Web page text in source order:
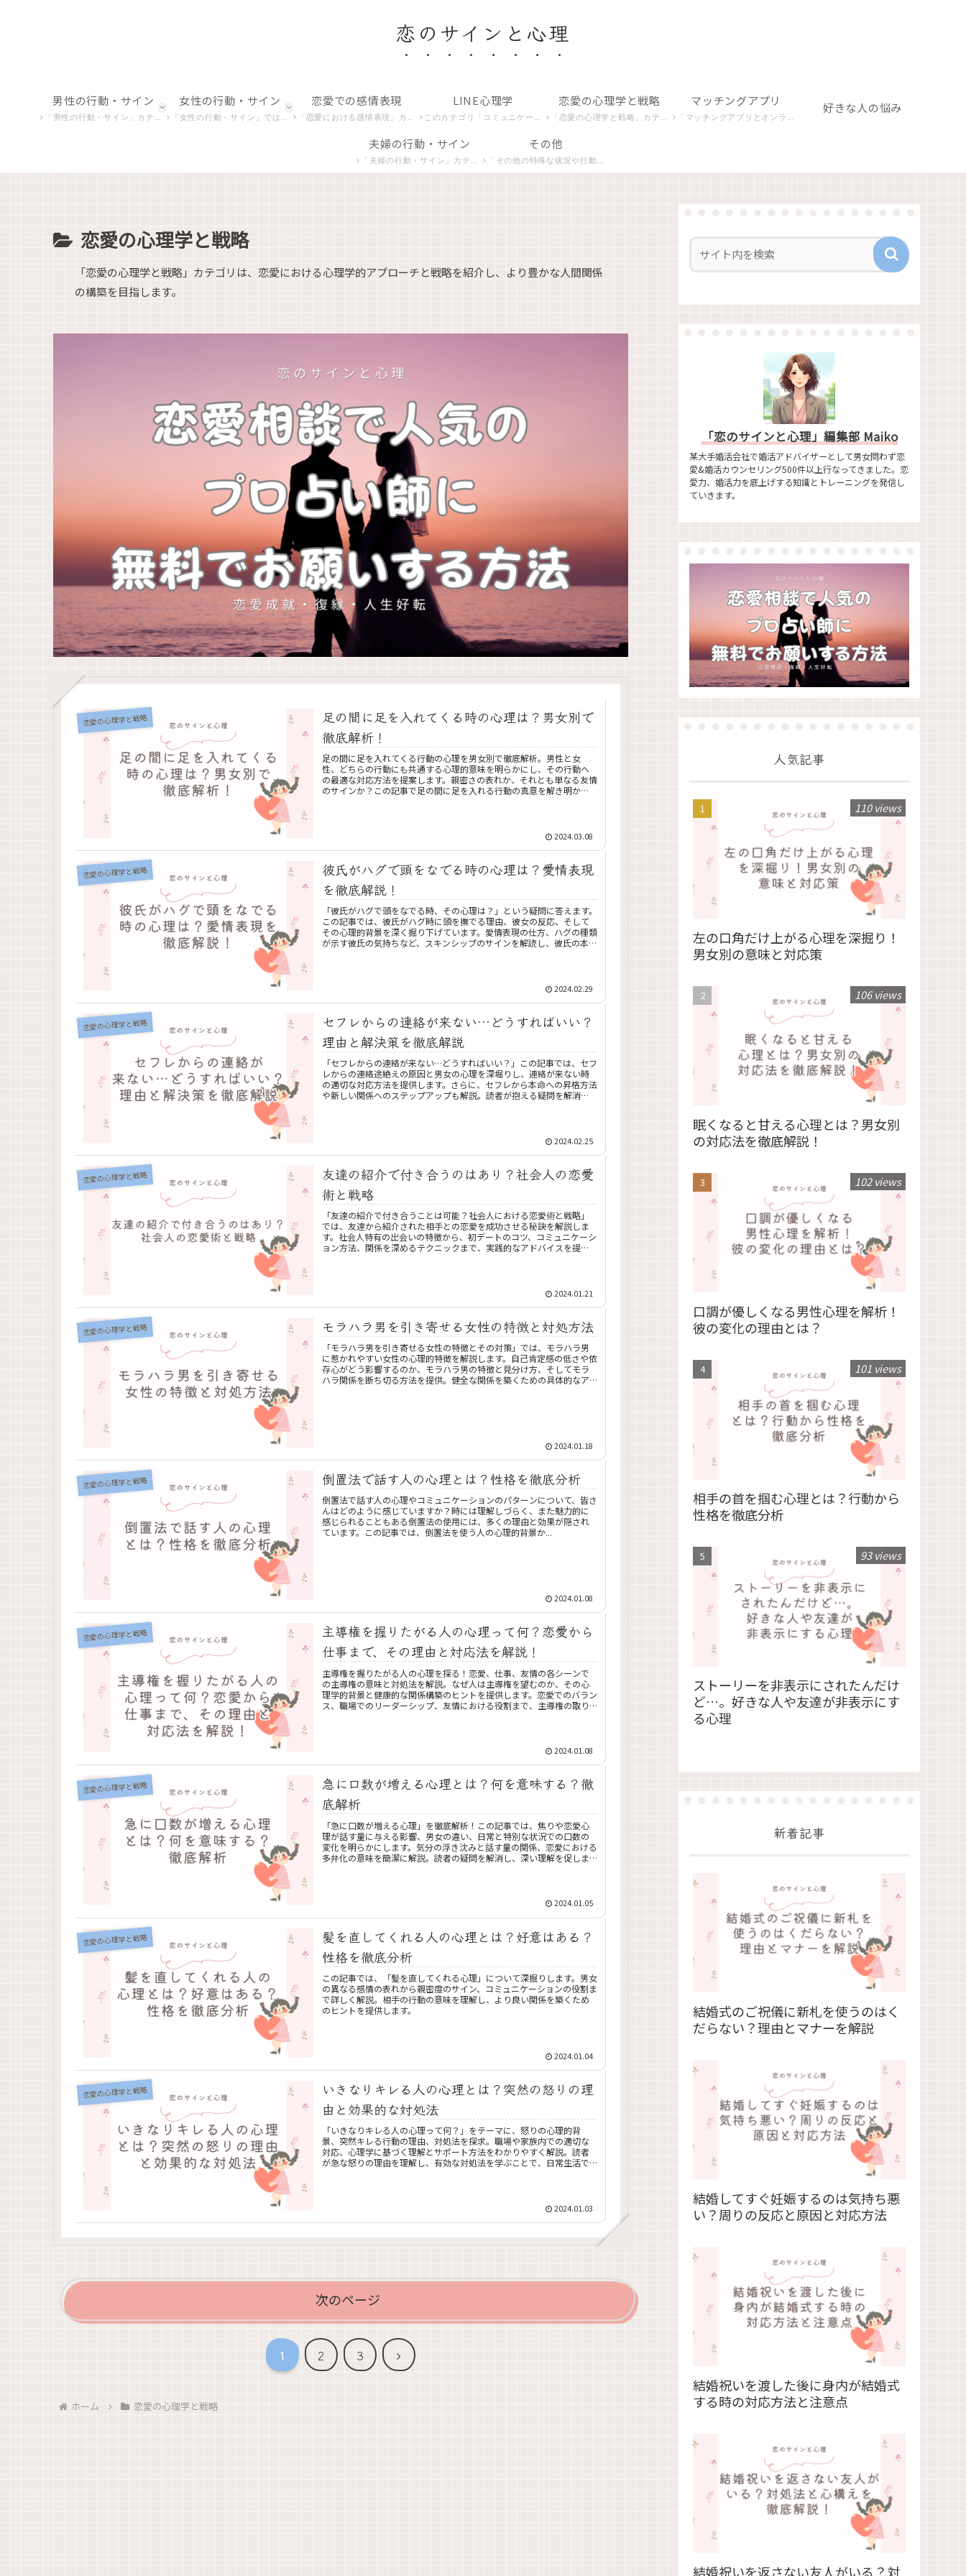
恋のサインと心理
男性の行動・サイン
「男性の行動・サイン」カテゴリでは、男性の微妙な行動や非言語的合図を解析し、恋愛における彼らの真の意図を探ります。
女性の行動・サイン
「女性の行動・サイン」では、女性特有の行動やしぐさを深掘りし、恋愛心理や感情の背後にある意味を明らかにします。
恋愛での感情表現
「恋愛における感情表現」カテゴリでは、恋する心が生み出すさまざまな感情や愛情の表現を探り、その意味を解析します。
LINE心理学
このカテゴリ「コミュニケーションとLINE関連」では、デジタル時代の恋愛コミュニケーション、特にLINEを使ったやり取りの心理学を紐解きます。
恋愛の心理学と戦略
「恋愛の心理学と戦略」カテゴリは、恋愛における心理学的アプローチと戦略を紹介し、より豊かな人間関係の構築を目指します。
マッチングアプリ
「マッチングアプリとオンライン関連」カテゴリでは、デジタルな出会いの場での心理や行動パターンを探り、成功への秘訣を探求します。
好きな人の悩み
夫婦の行動・サイン
「夫婦の行動・サイン」カテゴリでは、夫婦間の独特なコミュニケーションや行動パターンに焦点を当てます。夫や妻の非言語的合図、相互作用の微妙な変化、そしてその背後にある心理的意味を探求します。
その他
「その他の特殊な状況や行動」カテゴリでは、恋愛における特殊な状況やユニークな行動パターンを分析し、深層心理を理解するための洞察を提供します。
恋愛の心理学と戦略
「恋愛の心理学と戦略」カテゴリは、恋愛における心理学的アプローチと戦略を紹介し、より豊かな人間関係
の構築を目指します。
恋愛の心理学と戦略
足の間に足を入れてくる時の心理は？男女別で
徹底解析！
足の間に足を入れてくる行動の心理を男女別で徹底解析。男性と女
性、どちらの行動にも共通する心理的意味を明らかにし、その行動へ
の最適な対応方法を提案します。親密さの表れか、それとも単なる友情
のサインか？この記事で足の間に足を入れる行動の真意を解き明か
2024.03.08
恋愛の心理学と戦略
彼氏がハグで頭をなでる時の心理は？愛情表現
を徹底解説！
「彼氏がハグで頭をなでる時、その心理は？」という疑問に答えます。
この記事では、彼氏がハグ時に頭を撫でる理由、彼女の反応、そして
その心理的背景を深く掘り下げています。愛情表現の仕方、ハグの種類
が示す彼氏の気持ちなど、スキンシップのサインを解読し、彼氏の本心
2024.02.29
恋愛の心理学と戦略
セフレからの連絡が来ない…どうすればいい？
理由と解決策を徹底解説
「セフレからの連絡が来ない…どうすればいい？」この記事では、セフ
レからの連絡途絶えの原因と男女の心理を深堀りし、連絡が来ない時
の適切な対応方法を提供します。さらに、セフレから本命への昇格方法
や新しい関係へのステップアップも解説。読者が抱える疑問を解消
2024.02.25
恋愛の心理学と戦略
友達の紹介で付き合うのはあり？社会人の恋愛
術と戦略
「友達の紹介で付き合うことは可能？社会人における恋愛術と戦略」
では、友達から紹介された相手との恋愛を成功させる秘訣を解説しま
す。社会人特有の出会いの特徴から、初デートのコツ、コミュニケーシ
ョン方法、関係を深めるテクニックまで、実践的なアドバイスを提
2024.01.21
恋愛の心理学と戦略 モラハラ男を引き寄せる女性の特徴と対処方法
「モラハラ男を引き寄せる女性の特徴とその対策」では、モラハラ男
に惹かれやすい女性の心理的特徴を解説します。自己肯定感の低さや依
存心がどう影響するのか、モラハラ男の特徴と見分け方、そしてモラ
ハラ関係を断ち切る方法を提供。健全な関係を築くための具体的なア
2024.01.18
恋愛の心理学と戦略 倒置法で話す人の心理とは？性格を徹底分析
倒置法で話す人の心理やコミュニケーションのパターンについて、皆さ
んはどのように感じていますか？時には理解しづらく、また魅力的に
感じられることもある倒置法の使用には、多くの理由と効果が隠され
ています。この記事では、倒置法を使う人の心理的背景か...
2024.01.08
恋愛の心理学と戦略
主導権を握りたがる人の心理って何？恋愛から
仕事まで、その理由と対応法を解説！
主導権を握りたがる人の心理を探る！恋愛、仕事、友情の各シーンで
の主導権の意味と対処法を解説。なぜ人は主導権を望むのか、その心
理学的背景と健康的な関係構築のヒントを提供します。恋愛でのバラン
ス、職場でのリーダーシップ、友情における役割まで、主導権の取り
2024.01.08
恋愛の心理学と戦略
急に口数が増える心理とは？何を意味する？徹
底解析
「急に口数が増える心理」を徹底解析！この記事では、焦りや恋愛心
理が話す量に与える影響、男女の違い、日常と特別な状況での口数の
変化を明らかにします。気分の浮き沈みと話す量の関係、恋愛における
多弁化の意味を簡潔に解説。読者の疑問を解消し、深い理解を促しま
2024.01.05
恋愛の心理学と戦略
髪を直してくれる人の心理とは？好意はある？
性格を徹底分析
この記事では、「髪を直してくれる心理」について深掘りします。男女
の異なる感情の表れから親密度のサイン、コミュニケーションの役割ま
で詳しく解説。相手の行動の意味を理解し、より良い関係を築くため
のヒントを提供します。
2024.01.04
恋愛の心理学と戦略
いきなりキレる人の心理とは？突然の怒りの理
由と効果的な対処法
「いきなりキレる人の心理って何？」をテーマに、怒りの心理的背
景、突然キレる行動の理由、対処法を探求。職場や家族内での適切な
対応、心理学に基づく理解とサポート方法をわかりやすく解説。読者
が急な怒りの理由を理解し、有効な対処法を学ぶことで、日常生活で
2024.01.03
次のページ
1 2 3
次
ホーム 恋愛の心理学と戦略
「恋のサインと心理」編集部 Maiko
某大手婚活会社で婚活アドバイザーとして男女問わず恋
愛&婚活カウンセリング500件以上行なってきました。恋
愛力、婚活力を底上げする知識とトレーニングを発信し
ていきます。
人気記事
左の口角だけ上がる心理を深掘り！
男女別の意味と対応策
110 views
眠くなると甘える心理とは？男女別
の対応法を徹底解説！
106 views
口調が優しくなる男性心理を解析！
彼の変化の理由とは？
102 views
相手の首を掴む心理とは？行動から
性格を徹底分析
101 views
ストーリーを非表示にされたんだけ
ど…。好きな人や友達が非表示にす
る心理
93 views
新着記事
結婚式のご祝儀に新札を使うのはく
だらない？理由とマナーを解説
結婚してすぐ妊娠するのは気持ち悪
い？周りの反応と原因と対応方法
結婚祝いを渡した後に身内が結婚式
する時の対応方法と注意点
結婚祝いを返さない友人がいる？対